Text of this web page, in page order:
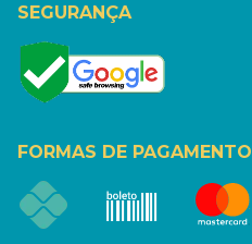
SEGURANÇA
FORMAS DE PAGAMENTO